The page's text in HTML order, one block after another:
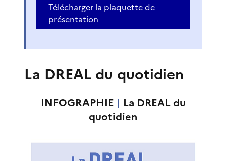
Télécharger la plaquette de
présentation
La DREAL du quotidien
INFOGRAPHIE | La DREAL du
quotidien